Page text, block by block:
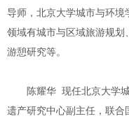
导师，北京大学城市与环
领域有城市与区域旅游规
游憩研究等。
陈耀华 现任北京大学
遗产研究中心副主任，联